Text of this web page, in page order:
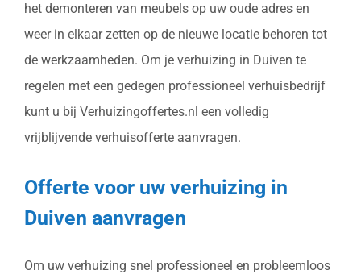
het demonteren van meubels op uw oude adres en
weer in elkaar zetten op de nieuwe locatie behoren tot
de werkzaamheden. Om je verhuizing in Duiven te
regelen met een gedegen professioneel verhuisbedrijf
kunt u bij Verhuizingoffertes.nl een volledig
vrijblijvende verhuisofferte aanvragen.
Offerte voor uw verhuizing in
Duiven aanvragen
Om uw verhuizing snel professioneel en probleemloos